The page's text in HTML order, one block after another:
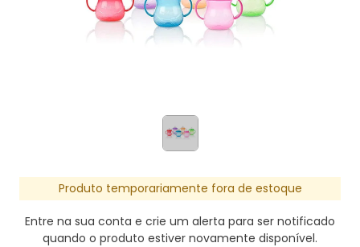
Produto temporariamente fora de estoque
Entre na sua conta e crie um alerta para ser notificado
quando o produto estiver novamente disponível.